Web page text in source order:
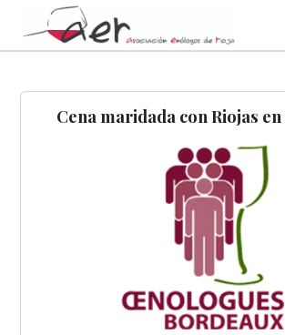
Cena maridada con Riojas